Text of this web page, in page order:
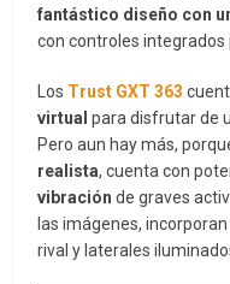
fantástico diseño con
con controles integrados
Los Trust GXT 363
virtual para disfrutar de
Pero aun hay más,
realista, cuenta con
vibración de graves
las imágenes,
rival y laterales